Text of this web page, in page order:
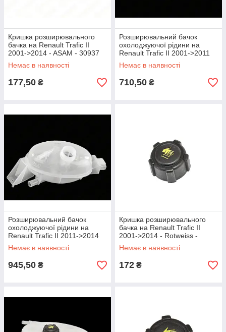
Кришка розширювального
бачка на Renault Trafic II
2001->2014 - ASAM - 30937
Немає в наявності
177,50 ₴
Розширювальний бачок
охолоджуючої рідини на
Renault Trafic II 2001->2011
1.9 dCi+2.0 dCi+2.5 dCi -
UCEL - 10874
Немає в наявності
710,50 ₴
Розширювальний бачок
охолоджуючої рідини на
Renault Trafic II 2011->2014
2.0 dCi - NTY - CZW-RE-009
Немає в наявності
945,50 ₴
Кришка розширювального
бачка на Renault Trafic II
2001->2014 - Rotweiss -
RWS2900
Немає в наявності
172 ₴